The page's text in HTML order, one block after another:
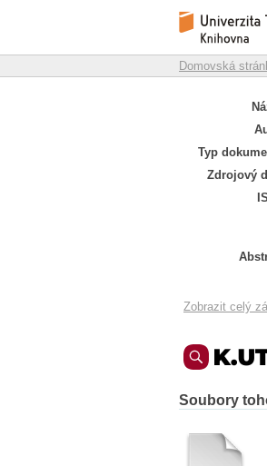
Repozitář
Domovská
Typ
Zdrojový
Zobrazit celý
Soubory